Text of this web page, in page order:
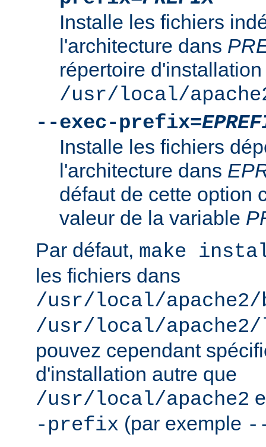
Installe les fichiers
l'architecture dans
répertoire
/usr/local/
--exec-prefix=
Installe les fichiers
l'architecture dans
défaut de cette option
valeur de la variable
Par défaut, make
les fichiers dans
/usr/local/
/usr/local/
pouvez cependant
d'installation autre que
/usr/local/apache2
-prefix (par exemple